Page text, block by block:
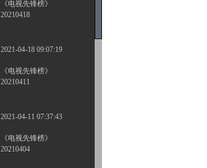
《电视先锋榜》
20210418
2021-04-18 09:07:19
《电视先锋榜》
20210411
2021-04-11 07:37:43
《电视先锋榜》
20210404